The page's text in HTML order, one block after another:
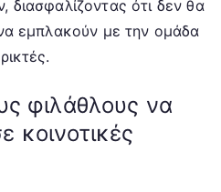
διασφαλίζοντας ότι δεν θα
εμπλακούν με την ομάδα
φιλάθλους να
κοινοτικές